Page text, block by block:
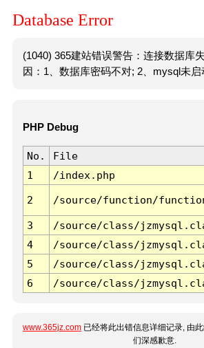
Database Error
(1040) 365建站错误警告：连接数据库
因：1、数据库密码不对; 2、mysql未启
PHP Debug
No. File
1
/index.php
2 /source/function/
3 /source/class/
4
/source/class/
5
/source/class/
6
/source/class/
www.365jz.com 已经将此出错信息详细记录, 由
们深感歉意.